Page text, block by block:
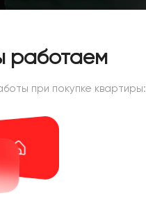
работаем
при покупке квартиры: